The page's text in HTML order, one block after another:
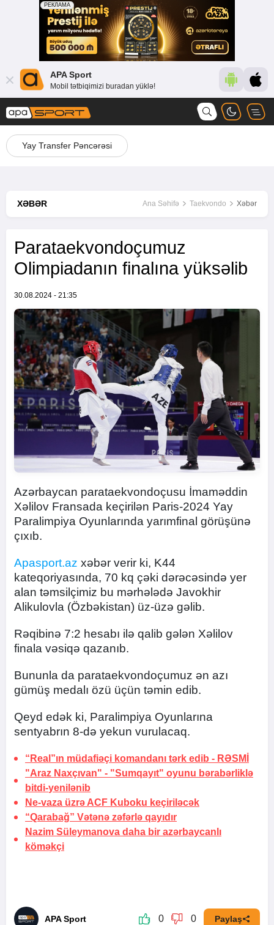
APA Sport
Mobil tətbiqimizi buradan yüklə!
Yay Transfer Pəncərəsi
XƏBƏR Ana Səhifə Taekvondo Xəbər
Parataekvondoçumuz
Olimpiadanın finalına yüksəlib
30.08.2024 - 21:35
Azərbaycan parataekvondoçusu İmaməddin
Xəlilov Fransada keçirilən Paris-2024 Yay
Paralimpiya Oyunlarında yarımfinal görüşünə
çıxıb.
Apasport.az xəbər verir ki, K44
kateqoriyasında, 70 kq çəki dərəcəsində yer
alan təmsilçimiz bu mərhələdə Javokhir
Alikulovla (Özbəkistan) üz-üzə gəlib.
Rəqibinə 7:2 hesabı ilə qalib gələn Xəlilov
finala vəsiqə qazanıb.
Bununla da parataekvondoçumuz ən azı
gümüş medalı özü üçün təmin edib.
Qeyd edək ki, Paralimpiya Oyunlarına
sentyabrın 8-də yekun vurulacaq.
“Real”ın müdafiəçi komandanı tərk edib - RƏSMİ
"Araz Naxçıvan" - "Sumqayıt" oyunu bərabərliklə
bitdi-yenilənib
Ne-vaza üzrə ACF Kuboku keçiriləcək
“Qarabağ” Vətənə zəfərlə qayıdır
Nazim Süleymanova daha bir azərbaycanlı
köməkçi
APA Sport 0 0 Paylaş